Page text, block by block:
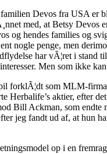
Devos fra USA
med, at Betsy Devos
og hendes families og
nogle penge, men
har vÃ¦ret i stand
Men som ikke
forklÃ¦dt som MLM-
Herbalife’s aktier, efter
Bill Ackman, som
jeg fandt ud af, at hun
op i en